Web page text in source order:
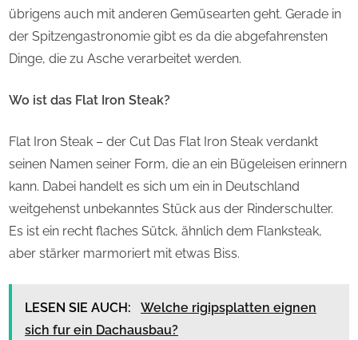
übrigens auch mit anderen Gemüsearten geht. Gerade in
der Spitzengastronomie gibt es da die abgefahrensten
Dinge, die zu Asche verarbeitet werden.
Wo ist das Flat Iron Steak?
Flat Iron Steak – der Cut Das Flat Iron Steak verdankt
seinen Namen seiner Form, die an ein Bügeleisen erinnern
kann. Dabei handelt es sich um ein in Deutschland
weitgehenst unbekanntes Stück aus der Rinderschulter.
Es ist ein recht flaches Sütck, ähnlich dem Flanksteak,
aber stärker marmoriert mit etwas Biss.
LESEN SIE AUCH:
Welche rigipsplatten eignen
sich fur ein Dachausbau?